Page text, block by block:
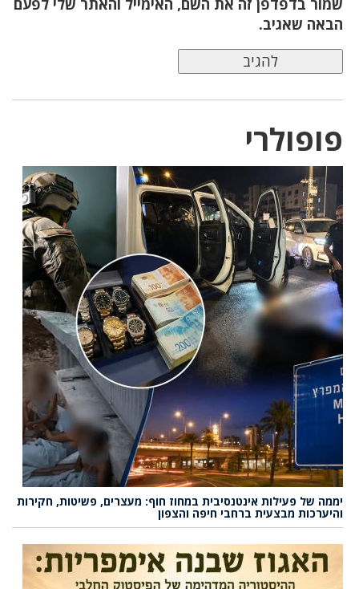
שמור בדפדפן זה את השם, האימייל והאתר שלי לפעם
הבאה שאגיב.
פופולרי
יממה של פעילות אינטנסיבית במחוז חוף: מעצרים, פשיטות, חקירות
והיערכות מבצעית ברחבי חיפה והצפון